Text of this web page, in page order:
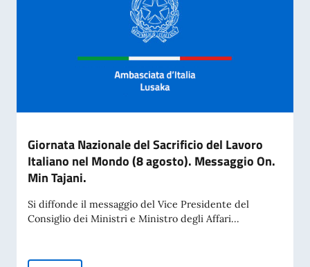
Giornata Nazionale del Sacrificio del Lavoro
Italiano nel Mondo (8 agosto). Messaggio On.
Min Tajani.
Si diffonde il messaggio del Vice Presidente del
Consiglio dei Ministri e Ministro degli Affari...